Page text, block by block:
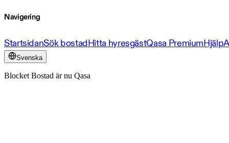
Navigering
StartsidanSök bostadHitta hyresgästQasa PremiumHjälp
Svenska
Blocket Bostad är nu Qasa